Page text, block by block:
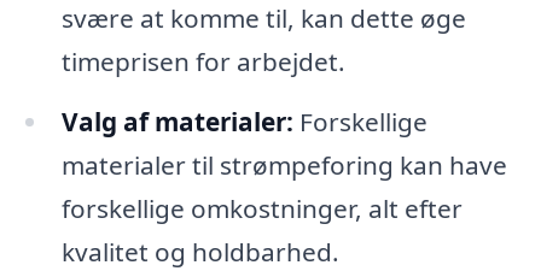
svære at komme til, kan dette øge
timeprisen for arbejdet.
Valg af materialer: Forskellige
materialer til strømpeforing kan have
forskellige omkostninger, alt efter
kvalitet og holdbarhed.